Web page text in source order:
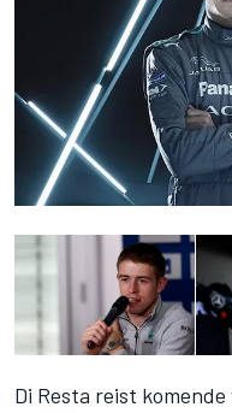
Di Resta reist